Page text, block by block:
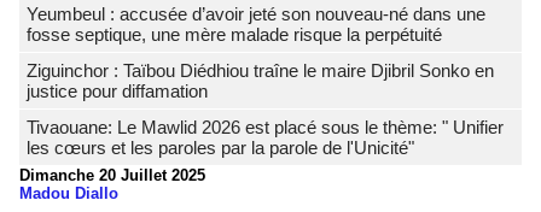
Yeumbeul : accusée d’avoir jeté son nouveau-né dans une
fosse septique, une mère malade risque la perpétuité
Ziguinchor : Taïbou Diédhiou traîne le maire Djibril Sonko en
justice pour diffamation
Tivaouane: Le Mawlid 2026 est placé sous le thème: " Unifier
les cœurs et les paroles par la parole de l'Unicité"
Dimanche 20 Juillet 2025
Madou Diallo